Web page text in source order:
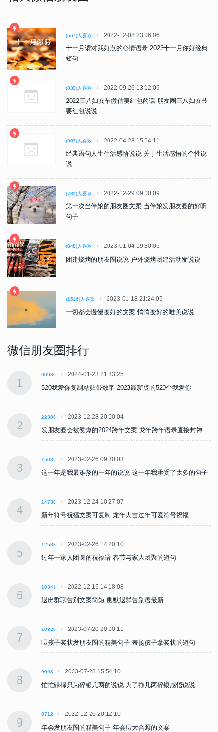
(567)人喜欢 2022-12-08 23:06:06
十一月请对我好点的心情语录 2023十一月你好经典
短句
(830)人喜欢 2022-09-26 13:12:06
2022三八妇女节微信要红包的话 朋友圈三八妇女节
要红包说说
(807)人喜欢 2022-04-28 15:04:11
经典语句人生生活感悟说说 关于生活感悟的个性说
说
(781)人喜欢 2022-12-29 09:00:09
第一次当伴娘的朋友圈文案 当伴娘发朋友圈的好听
句子
(848)人喜欢 2023-01-04 19:30:05
团建烧烤的朋友圈说说 户外烧烤团建活动发说说
(1516)人喜欢 2023-01-18 21:24:05
一切都会慢慢变好的文案 悄悄变好的唯美说说
微信朋友圈排行
1
90930 2024-01-23 21:33:25
520我爱你复制粘贴带数字 2023最新版的520个我爱你
2
22300 2023-12-28 20:00:04
发朋友圈会被赞爆的2024跨年文案 龙年跨年语录直接封神
3
15035 2023-02-26 09:30:03
这一年是我最难熬的一年的说说 这一年我承受了太多的句子
4
14738 2023-12-24 10:27:07
新年符号祝福文案可复制 龙年大吉过年可爱符号祝福
5
12583 2023-02-26 14:20:10
过年一家人团圆的祝福语 春节与家人团聚的短句
6
10341 2022-12-15 14:18:08
退出群聊告别文案简短 幽默退群告别语最新
7
10329 2023-07-20 20:00:11
晒孩子奖状发朋友圈的精美句子 表扬孩子拿奖状的短句
8
9098 2023-07-28 15:54:10
忙忙碌碌只为碎银几两的说说 为了挣几两碎银感悟说说
9
8712 2022-12-26 20:12:10
年会发朋友圈的精美句子 年会晒大合照的文案